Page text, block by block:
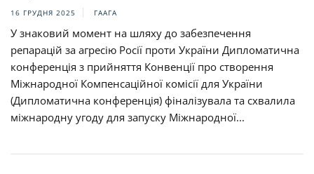
16 ГРУДНЯ 2025 ГААГА
У знаковий момент на шляху до забезпечення
репарацій за агресію Росії проти України Дипломатична
конференція з прийняття Конвенції про створення
Міжнародної Компенсаційної комісії для України
(Дипломатична конференція) фіналізувала та схвалила
міжнародну угоду для запуску Міжнародної...